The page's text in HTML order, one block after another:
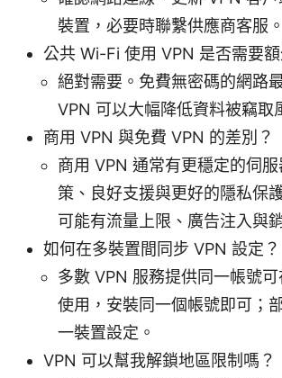
裝置，必要時聯繫供應商客服。
公共 Wi-Fi 使用 VPN 是否需要額
絕對需要。免費無密碼的網路
VPN 可以大幅降低資料被竊取
商用 VPN 與免費 VPN 的差別？
商用 VPN 通常有更穩定的伺
策、良好支援與更好的隱私保
可能有流量上限、廣告注入與
如何在多裝置間同步 VPN 設定？
多數 VPN 服務提供同一帳號
使用，安裝同一個帳號即可；
一裝置設定。
VPN 可以幫我解鎖地區限制嗎？